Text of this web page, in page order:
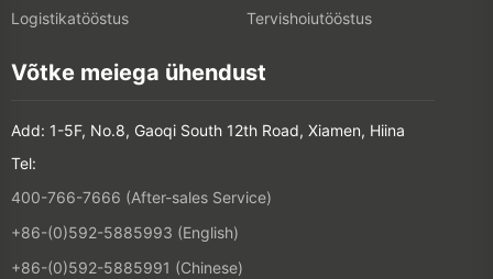
Logistikatööstus
Tervishoiutööstus
Võtke meiega ühendust
Add: 1-5F, No.8, Gaoqi South 12th Road, Xiamen, Hiina
Tel:
400-766-7666 (After-sales Service)
+86-(0)592-5885993 (English)
+86-(0)592-5885991 (Chinese)